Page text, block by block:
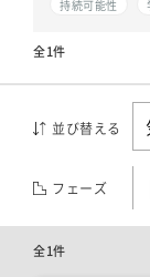
持続可能性
全1件
並び替える
フェーズ
全1件